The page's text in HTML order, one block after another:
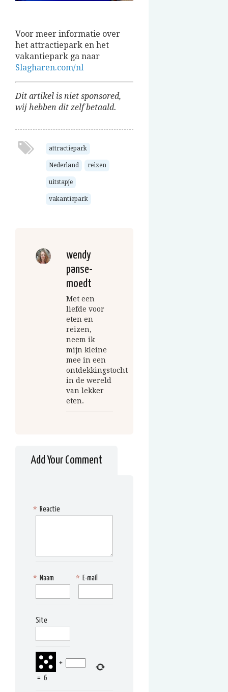
Voor meer informatie over
het attractiepark en het
vakantiepark ga naar
Slagharen.com/nl
Dit artikel is niet sponsored,
wij hebben dit zelf betaald.
attractiepark
Nederland reizen
uitstapje
vakantiepark
wendy
panse-
moedt
Met een
liefde voor
eten en
reizen,
neem ik
mijn kleine
mee in een
ontdekkingstocht
in de wereld
van lekker
eten.
Add Your Comment
Reactie
*
Naam
* E-mail
*
Site
+
= 6